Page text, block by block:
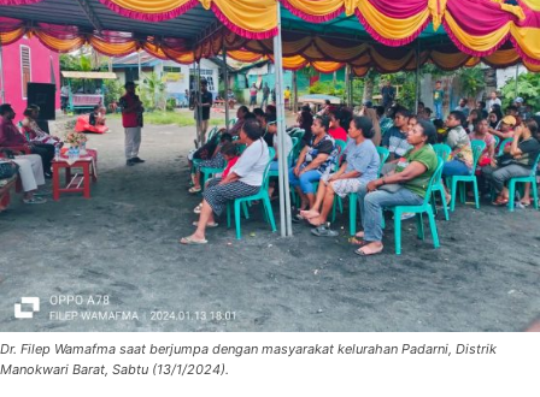
Dr. Filep Wamafma saat berjumpa dengan masyarakat kelurahan Padarni, Distrik
Manokwari Barat, Sabtu (13/1/2024).